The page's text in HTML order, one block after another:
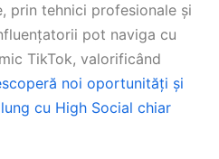
prin tehnici profesionale și
pot naviga cu
TikTok, valorificând
noi oportunități și
cu High Social chiar